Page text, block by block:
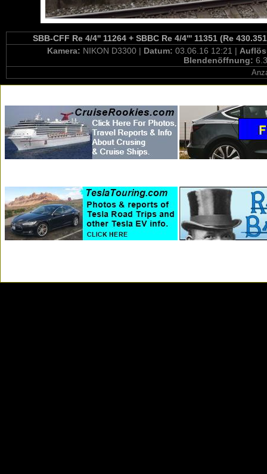
SBB-CFF Re 4/4'' 11264 + SBBC Re 4/4''' 11351 (Re
Kamera: NIKON D3300 | Datum: 03.06.16 12:21 |
Blendenöffnung: